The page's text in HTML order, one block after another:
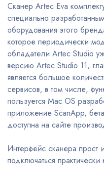
Сканер Artec Eva
специально
оборудования этого
которое периодически
обладатели Artec Studio
версию Artec Studio 11,
является большое
сервисов, в том числе,
пользуется Mac OS
приложение ScanApp,
доступна на сайте
Интерфейс сканера прост
подключаться